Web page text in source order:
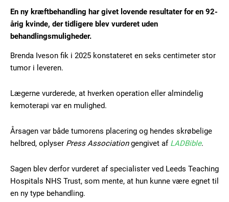
En ny kræftbehandling har givet lovende resultater for en 92-
årig kvinde, der tidligere blev vurderet uden
behandlingsmuligheder.
Brenda Iveson fik i 2025 konstateret en seks centimeter stor
tumor i leveren.
Lægerne vurderede, at hverken operation eller almindelig
kemoterapi var en mulighed.
Årsagen var både tumorens placering og hendes skrøbelige
helbred, oplyser Press Associationgengivet af LADBible.
Sagen blev derfor vurderet af specialister ved Leeds Teaching
Hospitals NHS Trust, som mente, at hun kunne være egnet til
en ny type behandling.